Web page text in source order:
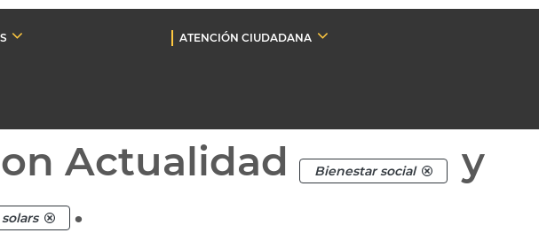
ATENCIÓN CIUDADANA
Actualidad Bienestar social
y
.